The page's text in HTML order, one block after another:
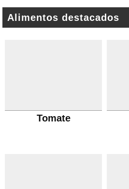
Alimentos destacados
Tomate